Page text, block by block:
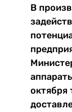
В
октября